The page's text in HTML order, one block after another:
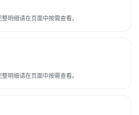
明细请在页面中按需查看。
明细请在页面中按需查看。